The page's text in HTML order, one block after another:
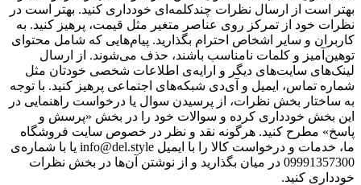
بهتر است از ارسال نظرات چندکلمه‌‌ای خودداری کنید. بهتر است در
نظرات خود از تمرکز روی عناصر متغیر مثل قیمت، پرهیز کنید. به
کاربران و سایر اشخاص احترام بگذارید. پیام‌هایی که شامل محتوای
توهین‌آمیز و کلمات نامناسب باشند، حذف می‌شوند. از ارسال
لینک‌های سایت‌های دیگر و ارایه‌ی اطلاعات شخصی خودتان مثل
شماره تماس، ایمیل و آی‌دی شبکه‌های اجتماعی پرهیز کنید. با توجه
به ساختار بخش نظرات، از پرسیدن سوال یا درخواست راهنمایی در
این بخش خودداری کرده و سوالات خود را در بخش «پرسش و
پاسخ» مطرح کنید. هرگونه نقد و نظر در خصوص سایت فروشگاه
ما، خدمات و درخواست کالا را با ایمیل info@del.style یا با شماره‌ی
09991357300 در میان بگذارید و از نوشتن آن‌ها در بخش نظرات
خودداری کنید.